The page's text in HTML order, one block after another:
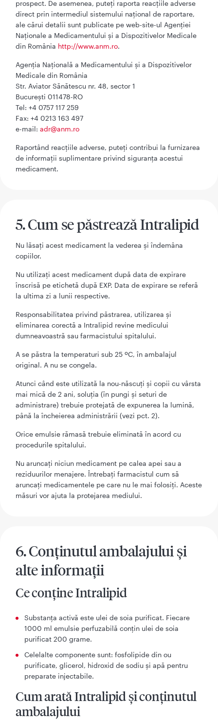
prospect. De asemenea, puteţi raporta reacţiile adverse
direct prin intermediul sistemului naţional de raportare,
ale cărui detalii sunt publicate pe web-site-ul Agenţiei
Naţionale a Medicamentului şi a Dispozitivelor Medicale
din România http://www.anm.ro.
Agenția Națională a Medicamentului și a Dispozitivelor
Medicale din România
Str. Aviator Sănătescu nr. 48, sector 1
București 011478-RO
Tel: +4 0757 117 259
Fax: +4 0213 163 497
e-mail: adr@anm.ro
Raportând reacţiile adverse, puteţi contribui la furnizarea
de informaţii suplimentare privind siguranţa acestui
medicament.
5. Cum se păstrează Intralipid
Nu lăsaţi acest medicament la vederea şi îndemâna
copiilor.
Nu utilizaţi acest medicament după data de expirare
înscrisă pe etichetă după EXP. Data de expirare se referă
la ultima zi a lunii respective.
Responsabilitatea privind păstrarea, utilizarea şi
eliminarea corectă a Intralipid revine medicului
dumneavoastră sau farmacistului spitalului.
A se păstra la temperaturi sub 25 ºC, în ambalajul
original. A nu se congela.
Atunci când este utilizată la nou-născuți și copii cu vârsta
mai mică de 2 ani, soluția (în pungi și seturi de
administrare) trebuie protejată de expunerea la lumină,
până la încheierea administrării (vezi pct. 2).
Orice emulsie rămasă trebuie eliminată în acord cu
procedurile spitalului.
Nu aruncaţi niciun medicament pe calea apei sau a
reziduurilor menajere. Întrebaţi farmacistul cum să
aruncaţi medicamentele pe care nu le mai folosiţi. Aceste
măsuri vor ajuta la protejarea mediului.
6. Conţinutul ambalajului şi
alte informaţii
Ce conţine Intralipid
Substanţa activă este ulei de soia purificat. Fiecare
1000 ml emulsie perfuzabilă conţin ulei de soia
purificat 200 grame.
Celelalte componente sunt: fosfolipide din ou
purificate, glicerol, hidroxid de sodiu şi apă pentru
preparate injectabile.
Cum arată Intralipid şi conţinutul
ambalajului